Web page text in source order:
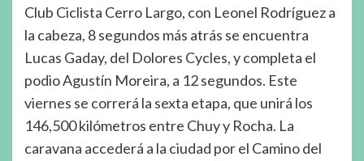
Club Ciclista Cerro Largo, con Leonel Rodríguez a
la cabeza, 8 segundos más atrás se encuentra
Lucas Gaday, del Dolores Cycles, y completa el
podio Agustín Moreira, a 12 segundos. Este
viernes se correrá la sexta etapa, que unirá los
146,500 kilómetros entre Chuy y Rocha. La
caravana accederá a la ciudad por el Camino del